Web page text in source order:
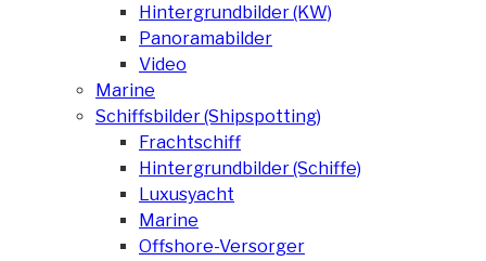
Hintergrundbilder (KW)
Panoramabilder
Video
Marine
Schiffsbilder (Shipspotting)
Frachtschiff
Hintergrundbilder (Schiffe)
Luxusyacht
Marine
Offshore-Versorger